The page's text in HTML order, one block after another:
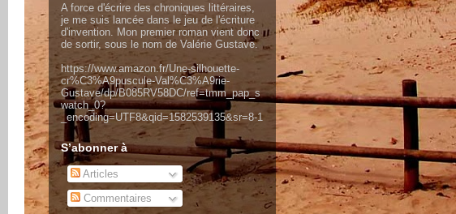
A force d'écrire des chroniques littéraires,
je me suis lancée dans le jeu de l'écriture
d'invention. Mon premier roman vient donc
de sortir, sous le nom de Valérie Gustave.
https://www.amazon.fr/Une-silhouette-
cr%C3%A9puscule-Val%C3%A9rie-
Gustave/dp/B085RV58DC/ref=tmm_pap_s
watch_0?
_encoding=UTF8&qid=1582539135&sr=8-1
S’abonner à
Articles
Commentaires